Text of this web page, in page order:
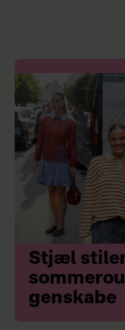
Stjæl
genskabe